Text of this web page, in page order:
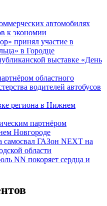
автомобилях
к экономии
принял участие в
в Городце
выставке «День
областного
водителей автобусов
региона в Нижнем
партнёром
Новгороде
самосвал ГАЗон NEXT на
области
NN покоряет сердца и